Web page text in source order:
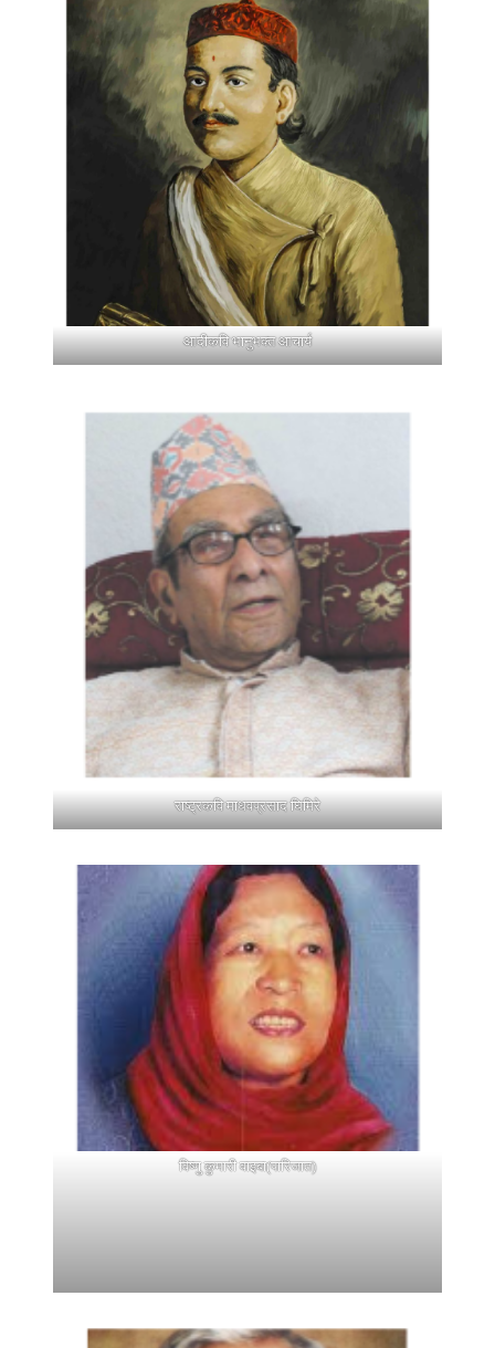
आदीकवि भानुभक्त आचार्य
राष्ट्रकवि माधवप्रसाद घिमिरे
विष्णु कुमारी वाइबा(पारिजात)